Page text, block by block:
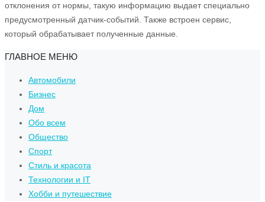
отклонения от нормы, такую информацию выдает специально
предусмотренный датчик-событий. Также встроен сервис,
который обрабатывает полученные данные.
ГЛАВНОЕ МЕНЮ
Автомобили
Бизнес
Дом
Обо всем
Общество
Спорт
Стиль и красота
Технологии и IT
Хобби и путешествие